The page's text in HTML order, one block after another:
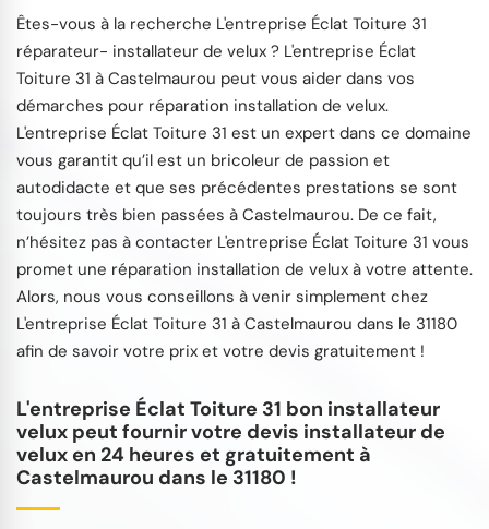
Êtes-vous à la recherche L'entreprise Éclat Toiture 31
réparateur- installateur de velux ? L'entreprise Éclat
Toiture 31 à Castelmaurou peut vous aider dans vos
démarches pour réparation installation de velux.
L'entreprise Éclat Toiture 31 est un expert dans ce domaine
vous garantit qu’il est un bricoleur de passion et
autodidacte et que ses précédentes prestations se sont
toujours très bien passées à Castelmaurou. De ce fait,
n’hésitez pas à contacter L'entreprise Éclat Toiture 31 vous
promet une réparation installation de velux à votre attente.
Alors, nous vous conseillons à venir simplement chez
L'entreprise Éclat Toiture 31 à Castelmaurou dans le 31180
afin de savoir votre prix et votre devis gratuitement !
L'entreprise Éclat Toiture 31 bon installateur
velux peut fournir votre devis installateur de
velux en 24 heures et gratuitement à
Castelmaurou dans le 31180 !